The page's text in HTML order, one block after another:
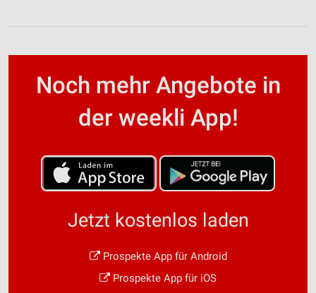
Noch mehr Angebote in
der weekli App!
Jetzt kostenlos laden
Prospekte App für Android
Prospekte App für iOS